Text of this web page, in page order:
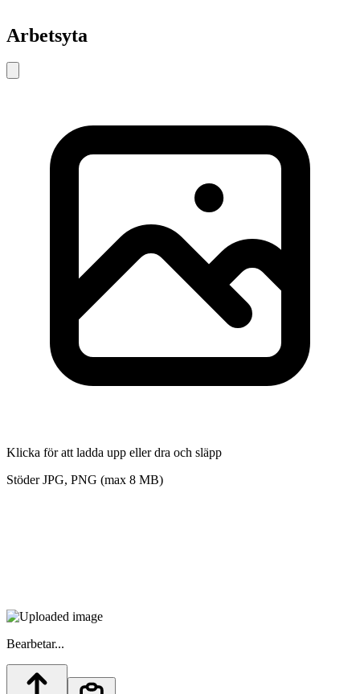
Arbetsyta
Klicka för att ladda upp eller dra och släpp
Stöder JPG, PNG (max 8 MB)
Bearbetar...